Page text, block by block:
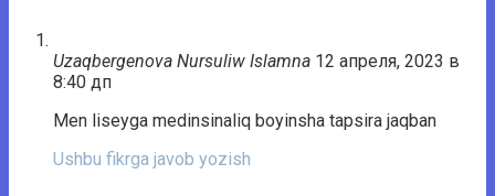
Uzaqbergenova Nursuliw Islamna 12 апреля, 2023 в
8:40 дп
Men liseyga medinsinaliq boyinsha tapsira jaqban
Ushbu fikrga javob yozish